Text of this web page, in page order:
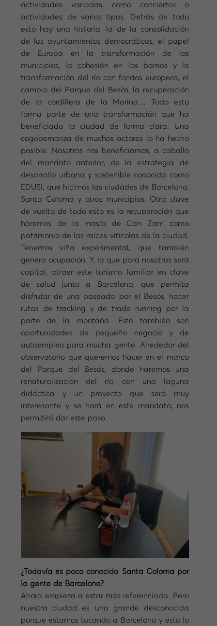
actividades variadas, como conciertos o
actividades de varios tipos. Detrás de todo
esto hay una historia, la de la consolidación
de los ayuntamientos democráticos, el papel
de Europa en la transformación de los
municipios, la cohesión en los barrios y la
transformación del río con fondos europeos, el
cambio del Parque del Besòs, la recuperación
de la cordillera de la Marina… Todo esto
forma parte de una transformación que ha
beneficiado la ciudad de forma clara. Una
cogobernanza de muchos actores lo ha hecho
posible. Nosotros nos beneficiamos, a caballo
del mandato anterior, de la estrategia de
desarrollo urbana y sostenible conocida como
EDUSI, que hicimos las ciudades de Barcelona,
Santa Coloma y otros municipios. Otra clave
de vuelta de todo esto es la recuperación que
haremos de la masía de Can Zam como
patrimonio de las raíces vitícolas de la ciudad.
Tenemos viña experimental, que también
genera ocupación. Y, lo que para nosotros será
capital, atraer este turismo familiar en clave
de salud junto a Barcelona, que permita
disfrutar de una paseada por el Besós, hacer
rutas de tracking y de trade running por la
parte de la montaña. Esto también son
oportunidades de pequeño negocio y de
autoempleo para mucha gente. Alrededor del
observatorio que queremos hacer en el marco
del Parque del Besós, donde haremos una
renaturalización del río, con una laguna
didáctica y un proyecto que será muy
interesante y se hará en este mandato, nos
permitirá dar este paso.
¿Todavía es poco conocida Santa Coloma por
la gente de Barcelona?
Ahora empieza a estar más referenciada. Pero
nuestra ciudad es una grande desconocida
porque estamos tocando a Barcelona y esto lo